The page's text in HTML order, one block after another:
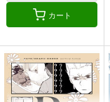
カート